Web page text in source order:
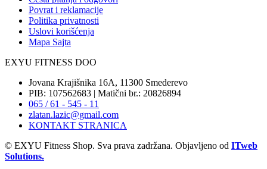
Povrat i reklamacije
Politika privatnosti
Uslovi korišćenja
Mapa Sajta
EXYU FITNESS DOO
Jovana Krajišnika 16A, 11300 Smederevo
PIB: 107562683 | Matični br.: 20826894
065 / 61 - 545 - 11
zlatan.lazic@gmail.com
KONTAKT STRANICA
© EXYU Fitness Shop. Sva prava zadržana. Objavljeno od ITweb
Solutions.